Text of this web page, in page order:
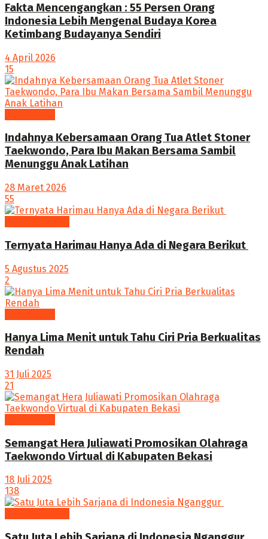
Fakta Mencengangkan : 55 Persen Orang
Indonesia Lebih Mengenal Budaya Korea
Ketimbang Budayanya Sendiri
4 April 2026
15
Indahnya Kebersamaan Orang Tua Atlet Stoner
Taekwondo, Para Ibu Makan Bersama Sambil
Menunggu Anak Latihan
28 Maret 2026
55
Ternyata Harimau Hanya Ada di Negara Berikut ‎
5 Agustus 2025
2
Hanya Lima Menit untuk Tahu Ciri Pria Berkualitas
Rendah
31 Juli 2025
21
Semangat Hera Juliawati Promosikan Olahraga
Taekwondo Virtual di Kabupaten Bekasi
18 Juli 2025
138